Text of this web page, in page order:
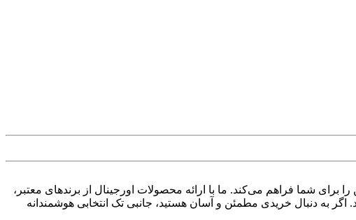
برای شما فراهم می‌کند. ما با ارائه محصولات اورجینال از برندهای معتبر،
به دنبال خریدی مطمئن و آسان هستید، جانبی تک انتخابی هوشمندانه